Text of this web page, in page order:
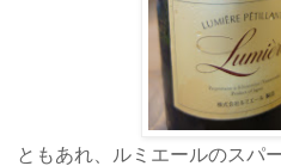
ともあれ、ルミエールのスパ